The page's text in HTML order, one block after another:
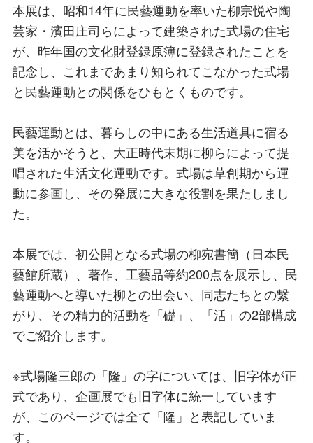
本展は、昭和14年に民藝運動を率いた柳宗悦や陶
芸家・濱田庄司らによって建築された式場の住宅
が、昨年国の文化財登録原簿に登録されたことを
記念し、これまであまり知られてこなかった式場
と民藝運動との関係をひもとくものです。
民藝運動とは、暮らしの中にある生活道具に宿る
美を活かそうと、大正時代末期に柳らによって提
唱された生活文化運動です。式場は草創期から運
動に参画し、その発展に大きな役割を果たしまし
た。
本展では、初公開となる式場の柳宛書簡（日本民
藝館所蔵）、著作、工藝品等約200点を展示し、民
藝運動へと導いた柳との出会い、同志たちとの繋
がり、その精力的活動を「礎」、「活」の2部構成
でご紹介します。
※式場隆三郎の「隆」の字については、旧字体が正
式であり、企画展でも旧字体に統一しています
が、このページでは全て「隆」と表記していま
す。